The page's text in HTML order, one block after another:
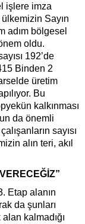
işlere imza
ülkemizin Sayın
adım bölgesel
oldu.
192’de
Binden 2
üretim
Bu
kalkınması
da önemli
sayısı
alın teri, akıl
Etap alanın
da şunları
kalmadığı